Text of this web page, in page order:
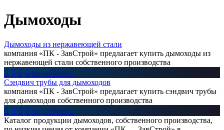
Дымоходы
Дымоходы из нержавеющей стали
компания «ПК - ЗавСтрой» предлагает купить дымоходы из
нержавеющей стали собственного производства
    подробнее...
Сэндвич трубы для дымоходов
компания «ПК - ЗавСтрой» предлагает купить сэндвич трубы
для дымоходов собственного производства
    подробнее...
Каталог продукции дымоходов, собственного производства,